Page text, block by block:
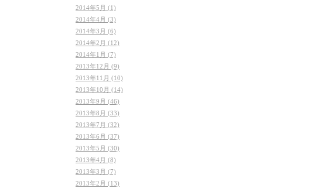
2014年5月 (1)
2014年4月 (3)
2014年3月 (6)
2014年2月 (12)
2014年1月 (7)
2013年12月 (9)
2013年11月 (10)
2013年10月 (14)
2013年9月 (46)
2013年8月 (33)
2013年7月 (32)
2013年6月 (37)
2013年5月 (30)
2013年4月 (8)
2013年3月 (7)
2013年2月 (13)